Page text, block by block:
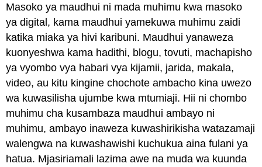
Masoko ya maudhui ni mada muhimu kwa masoko
ya digital, kama maudhui yamekuwa muhimu zaidi
katika miaka ya hivi karibuni. Maudhui yanaweza
kuonyeshwa kama hadithi, blogu, tovuti, machapisho
ya vyombo vya habari vya kijamii, jarida, makala,
video, au kitu kingine chochote ambacho kina uwezo
wa kuwasilisha ujumbe kwa mtumiaji. Hii ni chombo
muhimu cha kusambaza maudhui ambayo ni
muhimu, ambayo inaweza kuwashirikisha watazamaji
walengwa na kuwashawishi kuchukua aina fulani ya
hatua. Mjasiriamali lazima awe na muda wa kuunda